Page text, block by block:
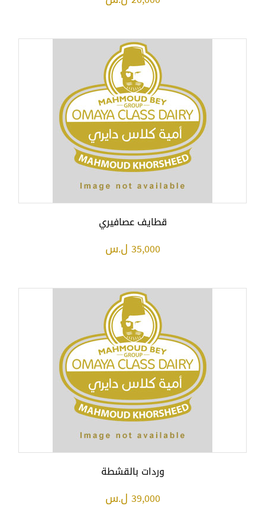
قطايف عصافيري
35,000 ل.س
وردات بالقشطة
39,000 ل.س